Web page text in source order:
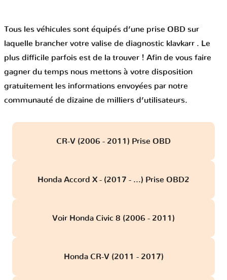
Tous les véhicules sont équipés d’une prise OBD sur
laquelle brancher votre valise de diagnostic klavkarr . Le
plus difficile parfois est de la trouver ! Afin de vous faire
gagner du temps nous mettons à votre disposition
gratuitement les informations envoyées par notre
communauté de dizaine de milliers d’utilisateurs.
CR-V (2006 - 2011) Prise OBD
Honda Accord X - (2017 - ...) Prise OBD2
Voir Honda Civic 8 (2006 - 2011)
Honda CR-V (2011 - 2017)